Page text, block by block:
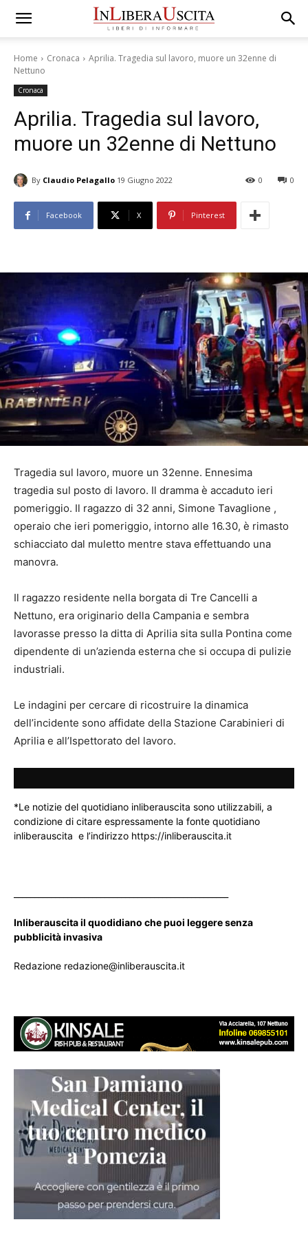
Home Cronaca
Aprilia. Tragedia sul lavoro, muore un 32enne di
Nettuno
Cronaca
Aprilia. Tragedia sul lavoro,
muore un 32enne di Nettuno
By Claudio Pelagallo 19 Giugno 2022 0
0
Facebook X Pinterest
Tragedia sul lavoro, muore un 32enne. Ennesima
tragedia sul posto di lavoro. Il dramma è accaduto ieri
pomeriggio. Il ragazzo di 32 anni, Simone Tavaglione ,
operaio che ieri pomeriggio, intorno alle 16.30, è rimasto
schiacciato dal muletto mentre stava effettuando una
manovra.
Il ragazzo residente nella borgata di Tre Cancelli a
Nettuno, era originario della Campania e sembra
lavorasse presso la ditta di Aprilia sita sulla Pontina come
dipendente di un’azienda esterna che si occupa di pulizie
industriali.
Le indagini per cercare di ricostruire la dinamica
dell’incidente sono affidate della Stazione Carabinieri di
Aprilia e all’Ispettorato del lavoro.
*Le notizie del quotidiano inliberauscita sono utilizzabili, a
condizione di citare espressamente la fonte quotidiano
inliberauscita e l’indirizzo https://inliberauscita.it
Inliberauscita il quodidiano che puoi leggere senza
pubblicità invasiva
Redazione redazione@inliberauscita.it